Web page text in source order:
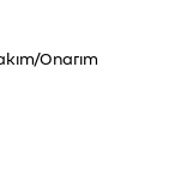
Onarım